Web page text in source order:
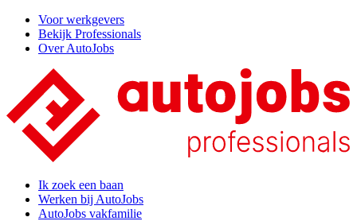
Voor werkgevers
Bekijk Professionals
Over AutoJobs
Ik zoek een baan
Werken bij AutoJobs
AutoJobs vakfamilie